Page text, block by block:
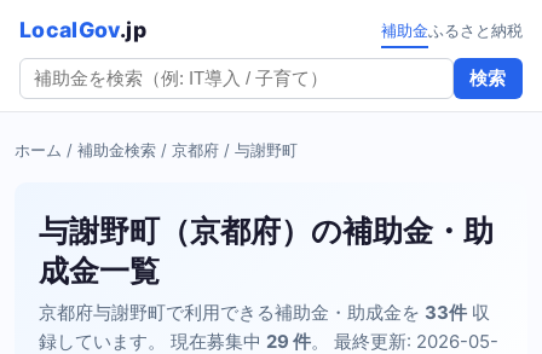
LocalGov.jp
検索
補助金ふるさと納税
ホーム / 補助金検索 / 京都府 / 与謝野町
与謝野町（京都府）の補助金・助
成金一覧
京都府与謝野町で利用できる補助金・助成金を 33件 収
録しています。 現在募集中 29 件。 最終更新: 2026-05-